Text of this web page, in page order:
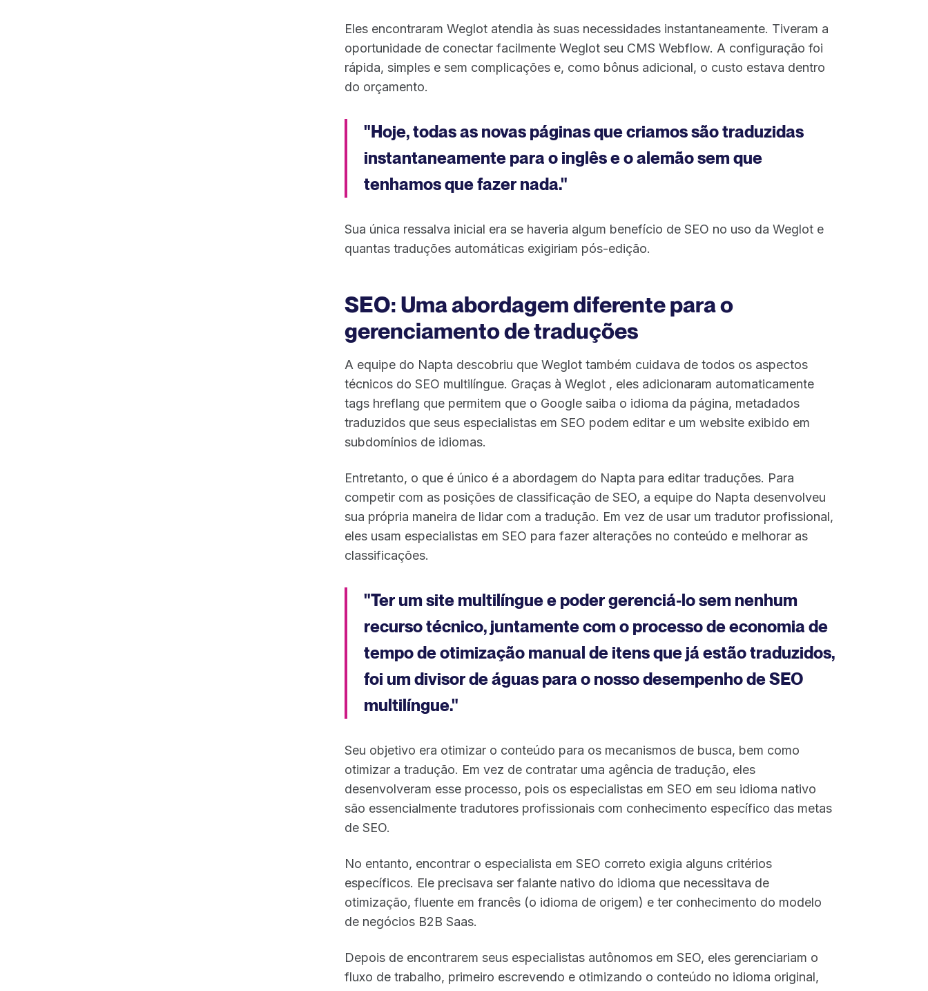
Eles encontraram Weglot atendia às suas necessidades instantaneamente. Tiveram a
oportunidade de conectar facilmente Weglot seu CMS Webflow. A configuração foi
rápida, simples e sem complicações e, como bônus adicional, o custo estava dentro
do orçamento.
"Hoje, todas as novas páginas que criamos são traduzidas
instantaneamente para o inglês e o alemão sem que
tenhamos que fazer nada."
Sua única ressalva inicial era se haveria algum benefício de SEO no uso da Weglot e
quantas traduções automáticas exigiriam pós-edição.
SEO: Uma abordagem diferente para o
gerenciamento de traduções
A equipe do Napta descobriu que Weglot também cuidava de todos os aspectos
técnicos do SEO multilíngue. Graças à Weglot , eles adicionaram automaticamente
tags hreflang que permitem que o Google saiba o idioma da página, metadados
traduzidos que seus especialistas em SEO podem editar e um website exibido em
subdomínios de idiomas.
Entretanto, o que é único é a abordagem do Napta para editar traduções. Para
competir com as posições de classificação de SEO, a equipe do Napta desenvolveu
sua própria maneira de lidar com a tradução. Em vez de usar um tradutor profissional,
eles usam especialistas em SEO para fazer alterações no conteúdo e melhorar as
classificações.
"Ter um site multilíngue e poder gerenciá-lo sem nenhum
recurso técnico, juntamente com o processo de economia de
tempo de otimização manual de itens que já estão traduzidos,
foi um divisor de águas para o nosso desempenho de SEO
multilíngue."
Seu objetivo era otimizar o conteúdo para os mecanismos de busca, bem como
otimizar a tradução. Em vez de contratar uma agência de tradução, eles
desenvolveram esse processo, pois os especialistas em SEO em seu idioma nativo
são essencialmente tradutores profissionais com conhecimento específico das metas
de SEO.
No entanto, encontrar o especialista em SEO correto exigia alguns critérios
específicos. Ele precisava ser falante nativo do idioma que necessitava de
otimização, fluente em francês (o idioma de origem) e ter conhecimento do modelo
de negócios B2B Saas.
Depois de encontrarem seus especialistas autônomos em SEO, eles gerenciariam o
fluxo de trabalho, primeiro escrevendo e otimizando o conteúdo no idioma original,